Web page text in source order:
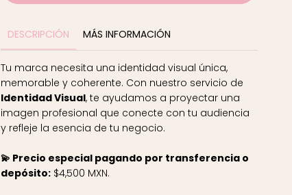
DESCRIPCIÓN MÁS INFORMACIÓN
Tu marca necesita una identidad visual única,
memorable y coherente. Con nuestro servicio de
Identidad Visual, te ayudamos a proyectar una
imagen profesional que conecte con tu audiencia
y refleje la esencia de tu negocio.
💫 Precio especial pagando por transferencia o
depósito: $4,500 MXN.